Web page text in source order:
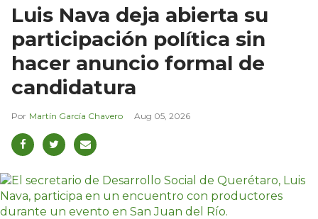
Luis Nava deja abierta su
participación política sin
hacer anuncio formal de
candidatura
Martín García Chavero Aug 05, 2026